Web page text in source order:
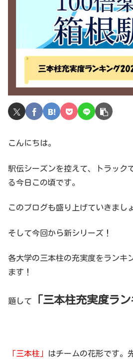
こんにちは。
駅伝シーズンを控えて、トラック
る今日この頃です。
このブログも盛り上げていきまし
そして今回から新シリーズ！
各大学の三本柱の充実度をランキ
ます！
題して 「三本柱充実度ラン
「三本柱」
はチームの花形です。